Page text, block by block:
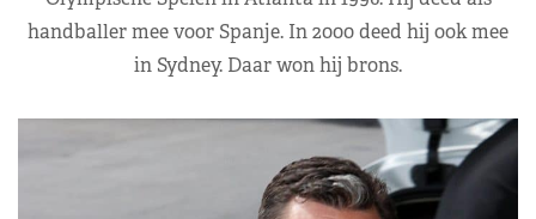
handballer mee voor Spanje. In 2000 deed hij ook mee
in Sydney. Daar won hij brons.